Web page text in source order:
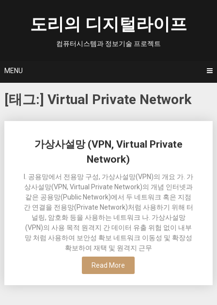
도리의 디지털라이프
컴퓨터시스템과 정보기술 프로젝트
MENU
[태그:] Virtual Private Network
가상사설망 (VPN, Virtual Private
Network)
I. 공용망에서 전용망 구성, 가상사설망(VPN)의 개요 가. 가
상사설망(VPN, Virtual Private Network)의 개념 인터넷과
같은 공용망(Public Network)에서 두 네트워크 혹은 지점
간 연결을 전용망(Private Network)처럼 사용하기 위해 터
널링, 암호화 등을 사용하는 네트워크 나. 가상사설망
(VPN)의 사용 목적 원격지 간 데이터 유출 위험 없이 내부
망 처럼 사용하여 보안성 확보 네트워크 이동성 및 확장성
확보하여 재택 및 원격지 근무
Read More
navigation